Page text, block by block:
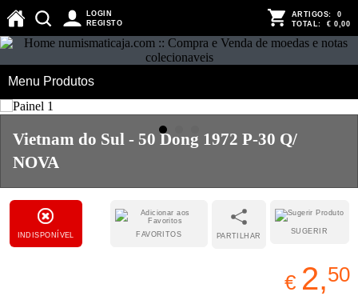
LOGIN
REGISTO
ARTIGOS: 0
TOTAL: € 0,00
Menu Produtos
Vietnam do Sul - 50 Dong 1972 P-30 Q/
NOVA
INDISPONÍVEL SUGERIR
PARTILHAR
FAVORITOS
€ 2,50